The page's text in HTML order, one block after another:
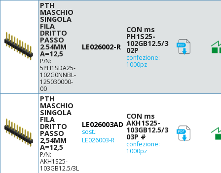
PTH
MASCHIO
SINGOLA
FILA
DRITTO
PASSO
2.54MM
A=12,5
P/N:
5PH1SDA25-
102G0NNBL-
125030000-
00
LE026002-R
CON ms
PH1S25-
102GB12.5/3
02P
confezione:
1000pz
PTH
MASCHIO
SINGOLA
FILA
DRITTO
PASSO
2,54MM
A=12,5
P/N:
AKH1S25-
103GB12.5/3L
LE026003AD
sost.:
LE026003-R
CON ms
AKH1S25-
103GB12.5/3
03P #
confezione:
1000pz